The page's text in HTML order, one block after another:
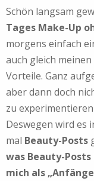
Schön langsam
Tages Make-Up
morgens einfach
auch gleich
Vorteile. Ganz
aber dann doch
zu
Deswegen wird es
mal Beauty-Posts
was Beauty-
mich als